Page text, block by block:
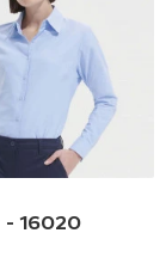
- 16020